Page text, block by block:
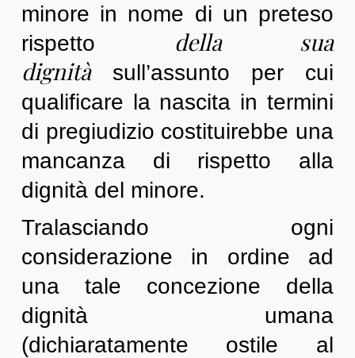
minore in nome di un preteso
rispetto della sua
dignitàsull’assunto per cui
qualificare la nascita in termini
di pregiudizio costituirebbe una
mancanza di rispetto alla
dignità del minore.
Tralasciando ogni
considerazione in ordine ad
una tale concezione della
dignità umana
(dichiaratamente ostile al